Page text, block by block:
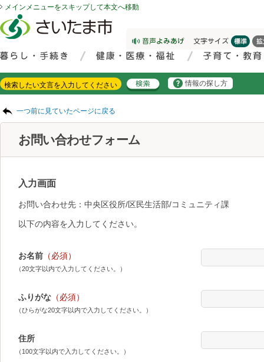
メインメニューをスキップして本文へ移動
情報の探し方
一つ前に見ていたページに戻る
お問い合わせフォーム
入力画面
お問い合わせ先：中央区役所/区民生活部/コミュニティ課
以下の内容を入力してください。
お名前 （必須）
（20文字以内で入力してください。）
ふりがな （必須）
（ひらがな20文字以内で入力してください。）
住所
（100文字以内で入力してください。）